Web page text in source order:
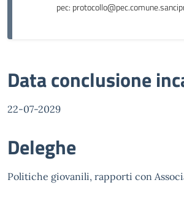
pec:
Data conclusione
22-07-2029
Deleghe
Politiche giovanili, rapporti con